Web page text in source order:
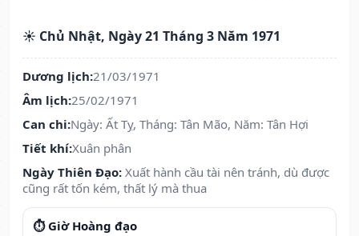
☀️ Chủ Nhật, Ngày 21 Tháng 3 Năm 1971
Dương lịch:21/03/1971
Âm lịch:25/02/1971
Can chi:Ngày: Ất Tỵ, Tháng: Tân Mão, Năm: Tân Hợi
Tiết khí:Xuân phân
Ngày Thiên Đạo: Xuất hành cầu tài nên tránh, dù được
cũng rất tốn kém, thất lý mà thua
⏱️ Giờ Hoàng đạo